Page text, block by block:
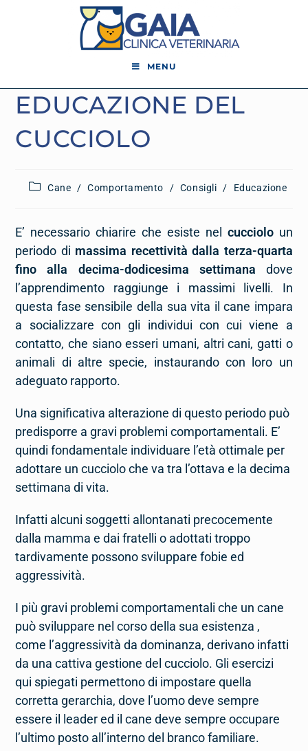
MENU
EDUCAZIONE DEL
CUCCIOLO
Cane / Comportamento / Consigli / Educazione
E’ necessario chiarire che esiste nel cuccioloun
periodo di massima recettività dalla terza-quarta
fino alla decima-dodicesima settimana dove
l’apprendimento raggiunge i massimi livelli. In
questa fase sensibile della sua vita il cane impara
a socializzare con gli individui con cui viene a
contatto, che siano esseri umani, altri cani, gatti o
animali di altre specie, instaurando con loro un
adeguato rapporto.
Una significativa alterazione di questo periodo può
predisporre a gravi problemi comportamentali. E’
quindi fondamentale individuare l’età ottimale per
adottare un cucciolo che va tra l’ottava e la decima
settimana di vita.
Infatti alcuni soggetti allontanati precocemente
dalla mamma e dai fratelli o adottati troppo
tardivamente possono sviluppare fobie ed
aggressività.
I più gravi problemi comportamentali che un cane
può sviluppare nel corso della sua esistenza ,
come l’aggressività da dominanza, derivano infatti
da una cattiva gestione del cucciolo. Gli esercizi
qui spiegati permettono di impostare quella
corretta gerarchia, dove l’uomo deve sempre
essere il leader ed il cane deve sempre occupare
l’ultimo posto all’interno del branco familiare.